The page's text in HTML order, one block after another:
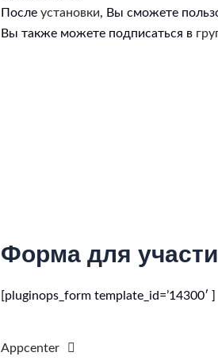
После установки, Вы сможете
Вы также можете подписаться в
Форма для
[pluginops_form template_id=’14300′ ]
Appcenter